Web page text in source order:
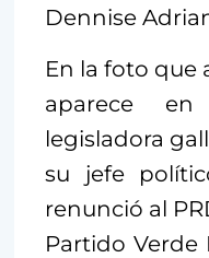
Dennise
En la foto que
aparece
legisladora
su jefe
renunció al
Partido Verde